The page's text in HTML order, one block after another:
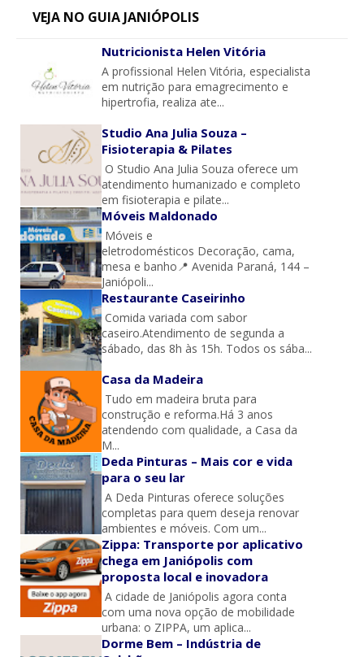
VEJA NO GUIA JANIÓPOLIS
Nutricionista Helen Vitória
A profissional Helen Vitória, especialista
em nutrição para emagrecimento e
hipertrofia, realiza ate...
Studio Ana Julia Souza –
Fisioterapia & Pilates
O Studio Ana Julia Souza oferece um
atendimento humanizado e completo
em fisioterapia e pilate...
Móveis Maldonado
Móveis e
eletrodomésticos Decoração, cama,
mesa e banho📍 Avenida Paraná, 144 –
Janiópoli...
Restaurante Caseirinho
Comida variada com sabor
caseiro.Atendimento de segunda a
sábado, das 8h às 15h. Todos os sába...
Casa da Madeira
Tudo em madeira bruta para
construção e reforma.Há 3 anos
atendendo com qualidade, a Casa da
M...
Deda Pinturas – Mais cor e vida
para o seu lar
A Deda Pinturas oferece soluções
completas para quem deseja renovar
ambientes e móveis. Com um...
Zippa: Transporte por aplicativo
chega em Janiópolis com
proposta local e inovadora
A cidade de Janiópolis agora conta
com uma nova opção de mobilidade
urbana: o ZIPPA, um aplica...
Dorme Bem – Indústria de